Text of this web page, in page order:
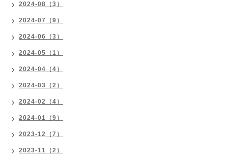
2024-08（3）
2024-07（9）
2024-06（3）
2024-05（1）
2024-04（4）
2024-03（2）
2024-02（4）
2024-01（9）
2023-12（7）
2023-11（2）